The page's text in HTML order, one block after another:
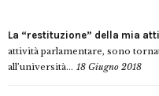
La “restituzione” della mia
attività parlamentare, sono
all’università... 18 Giugno 2018